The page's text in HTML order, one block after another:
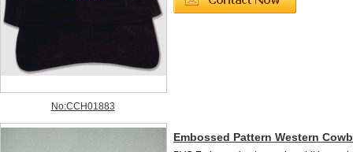
No:CCH01883
Embossed Pattern Western